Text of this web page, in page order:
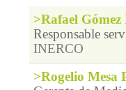
>Rafael Gómez
Responsable
INERCO
>Rogelio Mesa